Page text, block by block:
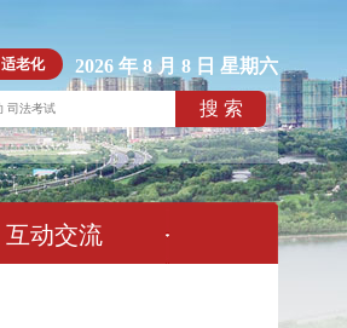
适老化 2026 年 8 月 8 日 星期六
互动交流